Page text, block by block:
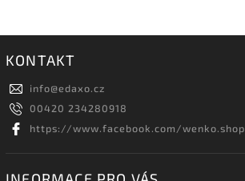
KONTAKT
info@edaxo.cz
00420 234280918
https://www.facebook.com/wenko.shop